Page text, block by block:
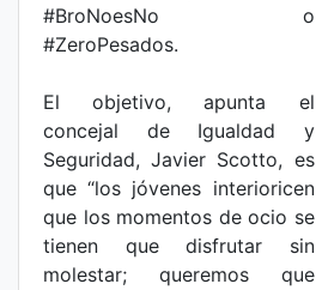
#BroNoesNo o
#ZeroPesados.
El objetivo, apunta el
concejal de Igualdad y
Seguridad, Javier Scotto, es
que “los jóvenes interioricen
que los momentos de ocio se
tienen que disfrutar sin
molestar; queremos que